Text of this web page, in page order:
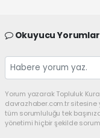
Okuyucu
Yorum yazarak Topluluk
davrazhaber.com.tr sitesine
tüm sorumluluğu tek
yönetimi hiçbir şekilde